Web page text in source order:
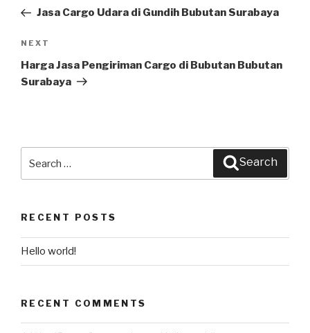
PostJasa Cargo Udara di Gundih Bubutan Surabaya
Next
Post
NEXT
Harga Jasa Pengiriman Cargo di Bubutan Bubutan
Surabaya
Search
RECENT POSTS
Hello world!
RECENT COMMENTS